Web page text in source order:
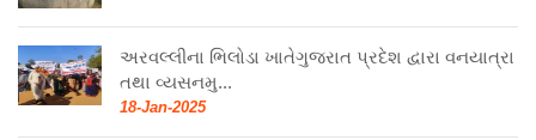
અરવલ્લીના ભિલોડા ખાતેગુજરાત પ્રદેશ દ્વારા વનયાત્રા
તથા વ્યસનમુ...
18-Jan-2025